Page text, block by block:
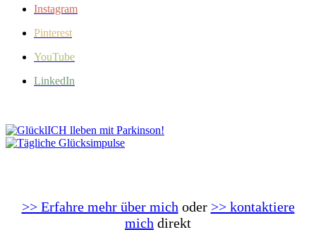
Instagram
Pinterest
YouTube
LinkedIn
>> Erfahre mehr über mich oder >> kontaktiere
mich direkt